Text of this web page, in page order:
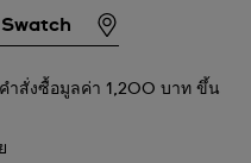
ำสั่งซื้อมูลค่า 1,200 บาท ขึ้น